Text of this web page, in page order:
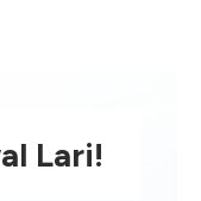
Lari!